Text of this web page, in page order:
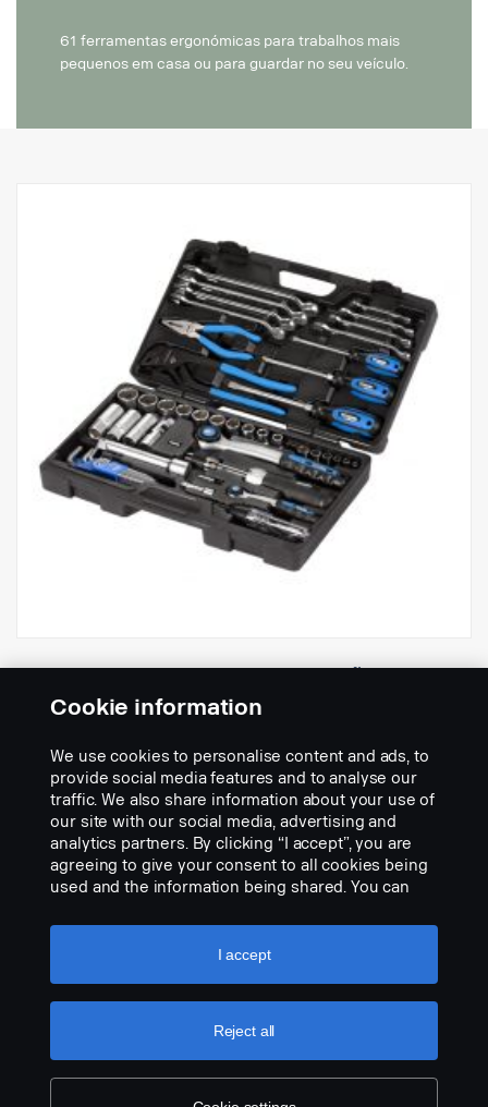
61 ferramentas ergonómicas para trabalhos mais
pequenos em casa ou para guardar no seu veículo.
doméstica
Part Description:
Kit de ferramentas de 61 peças para a maior parte das
reparações de oficina
no veículo, em equipamentos de jardim, em casa, em caravanas,
etc. O kit de ferramenta inclui:
1 x roquete ½''
1 x extensor ¼'' 50 mm
1 x cardan ½''
3 x chaves de velas ½'', 16, 18, 21 mm
8 x chaves de porcas 8, 10, 11, 13, 16, 17, 18, 19 mm
Cookie information
We use cookies to personalise content and ads, to
provide social media features and to analyse our
traffic. We also share information about your use of
our site with our social media, advertising and
analytics partners. By clicking “I accept”, you are
agreeing to give your consent to all cookies being
used and the information being shared. You can
settings” and selecting the categories you’d like to
accept. For a more detailed explanation of how we
Reject all
I accept